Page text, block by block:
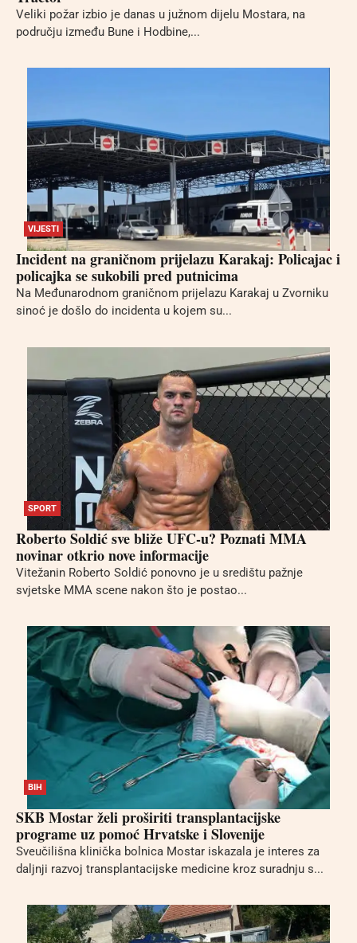
Veliki požar izbio je danas u južnom dijelu Mostara, na
području između Bune i Hodbine,...
VIJESTI
Incident na graničnom prijelazu Karakaj: Policajac i
policajka se sukobili pred putnicima
Na Međunarodnom graničnom prijelazu Karakaj u Zvorniku
sinoć je došlo do incidenta u kojem su...
SPORT
Roberto Soldić sve bliže UFC-u? Poznati MMA
novinar otkrio nove informacije
Vitežanin Roberto Soldić ponovno je u središtu pažnje
svjetske MMA scene nakon što je postao...
BIH
SKB Mostar želi proširiti transplantacijske
programe uz pomoć Hrvatske i Slovenije
Sveučilišna klinička bolnica Mostar iskazala je interes za
daljnji razvoj transplantacijske medicine kroz suradnju s...